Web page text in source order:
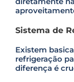
Sistema de
Existem
refrigeração
diferença é